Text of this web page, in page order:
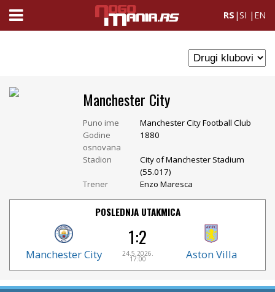
RS |SI | EN
Manchester City
Puno ime
Manchester City Football Club
Godine
osnovana
1880
Stadion
City of Manchester Stadium
(55.017)
Trener
Enzo Maresca
POSLEDNJA UTAKMICA
Manchester City
1:2
24.5.2026.
17:00 Aston Villa